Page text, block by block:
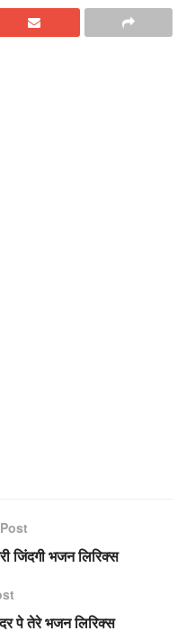
जिंदगी भजन लिरिक्स
पे तेरे भजन लिरिक्स